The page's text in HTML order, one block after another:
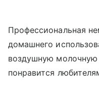
Профессиональная
домашнего
воздушную молочную
понравится